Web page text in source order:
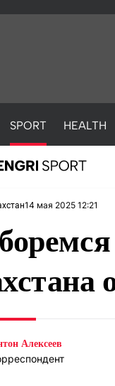
SPORT HEALTH
14 мая 2025 12:21
Алексеев